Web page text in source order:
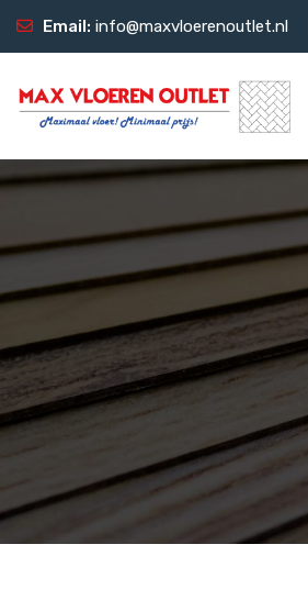
Email: info@maxvloerenoutlet.nl